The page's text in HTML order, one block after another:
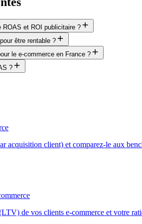
ROAS et ROI publicitaire ?
être rentable ?
le e-commerce en France ?
?
acquisition client) et comparez-le aux
de vos clients e-commerce et votre